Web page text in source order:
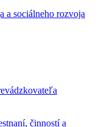
a sociálneho rozvoja
činností a